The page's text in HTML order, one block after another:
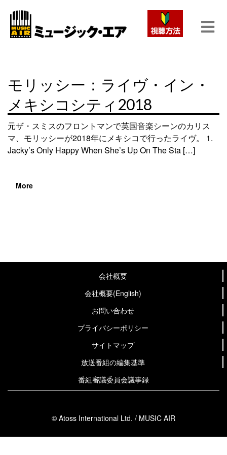
モリッシー：ライヴ・イン・
メキシコシティ2018
元ザ・スミスのフロントマンで英国音楽シーンのカリス
マ、モリッシーが2018年にメキシコで行ったライヴ。 1.
Jacky’s Only Happy When She’s Up On The Sta […]
More
会社概要
会社概要(English)
お問い合わせ
プライバシーポリシー
サイトマップ
放送番組の編集基準
番組審議委員会議事録
© Atoss International Ltd. / MUSIC AIR